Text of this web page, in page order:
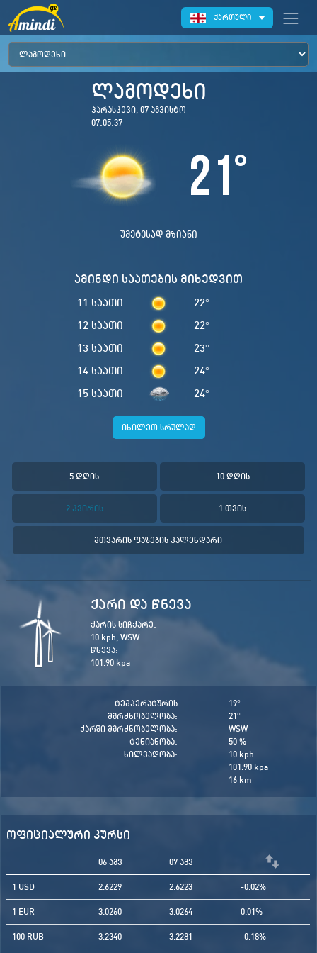
ქართული
ლაგოდეხი
პარასკევი, 07 აგვისტო
07:05:37
21°
უმეტესად მზიანი
ამინდი საათების მიხედვით
11 საათი 22°
12 საათი
22°
13 საათი
23°
14 საათი
24°
15 საათი
24°
იხილეთ სრულად
5 დღის 10 დღის
2 კვირის 1 თვის
მთვარის ფაზების კალენდარი
ქარი და წნევა
ქარის სიჩქარე:
10 kph, WSW
წნევა:
101.90 kpa
ტემპერატურის
მგრძნობელობა:
ქარში მგრძნობელობა:
ტენიანობა:
ხილვადობა:
19°
21°
WSW
50 %
10 kph
101.90 kpa
16 km
ოფიციალური კურსი
06 აგვ 07 აგვ
1 USD 2.6229 2.6223 -0.02%
1 EUR 3.0260 3.0264 0.01%
100 RUB 3.2340 3.2281 -0.18%